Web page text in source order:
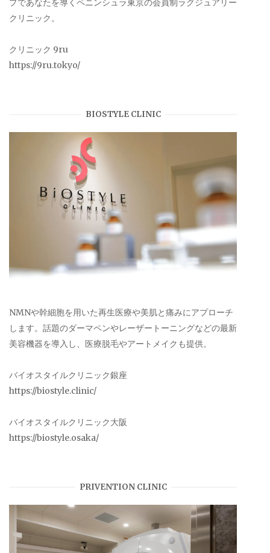
プであなたを導くペニンシュラ東京の会員制ラグジュアリー
クリニック。
クリニック 9ru
https://9ru.tokyo/
BIOSTYLE CLINIC
NMNや幹細胞を用いた再生医療や美肌と痛みにアプローチ
します。話題のダーマペンやレーザートーニングなどの最新
美容機器を導入し、医療脱毛やアートメイクも提供。
バイオスタイルクリニック銀座
https://biostyle.clinic/
バイオスタイルクリニック大阪
https://biostyle.osaka/
PRIVENTION CLINIC